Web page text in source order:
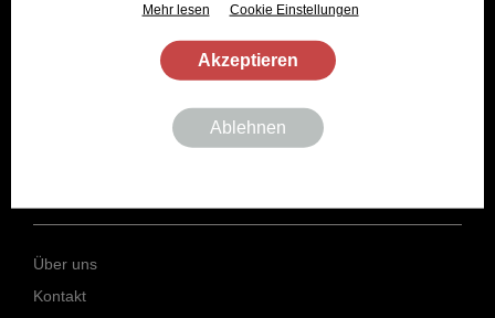
Über uns
Kontakt
Mehr lesen
Cookie Einstellungen
Akzeptieren
Ablehnen